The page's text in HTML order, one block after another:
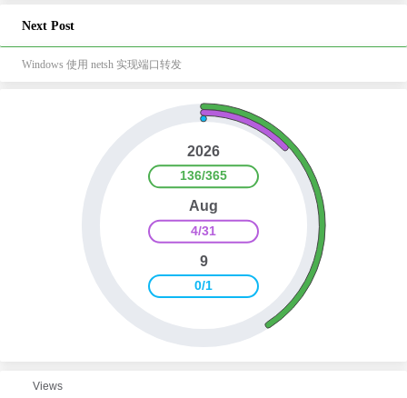
Next Post
Windows 使用 netsh 实现端口转发